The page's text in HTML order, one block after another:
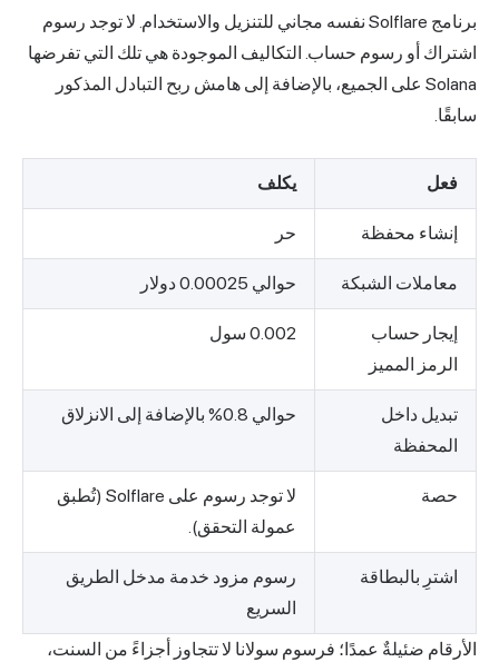
برنامج Solflare نفسه مجاني للتنزيل والاستخدام. لا توجد رسوم
اشتراك أو رسوم حساب. التكاليف الموجودة هي تلك التي تفرضها
Solana على الجميع، بالإضافة إلى هامش ربح التبادل المذكور
سابقًا.
فعل يكلف
إنشاء محفظة حر
معاملات الشبكة حوالي 0.00025 دولار
إيجار حساب
الرمز المميز
0.002 سول
تبديل داخل
المحفظة
حوالي 0.8% بالإضافة إلى الانزلاق
حصة
لا توجد رسوم على Solflare (تُطبق
عمولة التحقق).
اشترِ بالبطاقة
رسوم مزود خدمة مدخل الطريق
السريع
الأرقام ضئيلةٌ عمدًا؛ فرسوم سولانا لا تتجاوز أجزاءً من السنت،